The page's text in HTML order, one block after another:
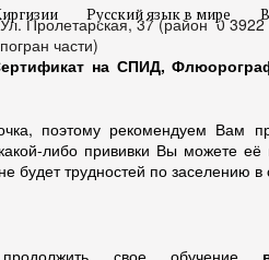
Русский язык в мире
Ул. Пролетарская, 37 (район
погран части)
0 3922
на СПИД,
поэтому рекомендуем Вам
либо прививки Вы можете
будет трудностей по заселению
свое обучение